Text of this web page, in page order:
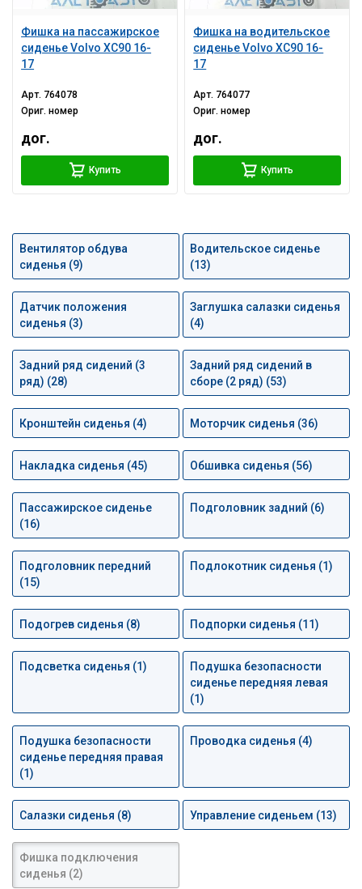
Вентилятор обдува
сиденья (9)
Водительское сиденье
(13)
Датчик положения
сиденья (3)
Заглушка салазки сиденья
(4)
Задний ряд сидений (3
ряд) (28)
Задний ряд сидений в
сборе (2 ряд) (53)
Кронштейн сиденья (4) Моторчик сиденья (36)
Накладка сиденья (45) Обшивка сиденья (56)
Пассажирское сиденье
(16)
Подголовник задний (6)
Подголовник передний
(15)
Подлокотник сиденья (1)
Подогрев сиденья (8) Подпорки сиденья (11)
Подсветка сиденья (1)
Подушка безопасности
сиденье передняя левая
(1)
Подушка безопасности
сиденье передняя правая
(1)
Проводка сиденья (4)
Салазки сиденья (8) Управление сиденьем (13)
Фишка подключения
сиденья (2)
Фишка на пассажирское
сиденье Volvo XC90 16-
17
Арт. 764078
Ориг. номер
дог.
Купить
Фишка на водительское
сиденье Volvo XC90 16-
17
Арт. 764077
Ориг. номер
дог.
Купить